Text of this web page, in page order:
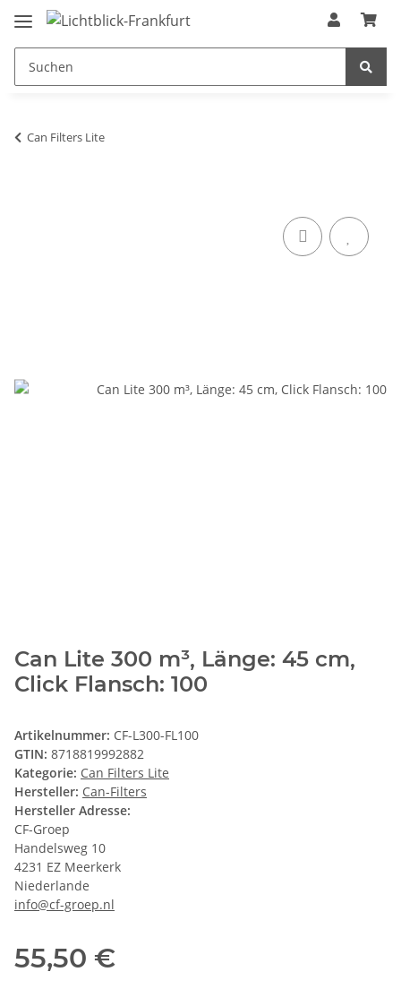
Can Filters Lite
Can Lite 300 m³, Länge: 45 cm,
Click Flansch: 100
Artikelnummer: CF-L300-FL100
GTIN: 8718819992882
Kategorie: Can Filters Lite
Hersteller: Can-Filters
Hersteller Adresse:
CF-Groep
Handelsweg 10
4231 EZ Meerkerk
Niederlande
info@cf-groep.nl
55,50 €